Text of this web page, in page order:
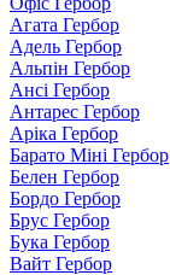
Агата Гербор
Адель Гербор
Альпін Гербор
Ансі Гербор
Антарес Гербор
Аріка Гербор
Барато Міні Гербор
Белен Гербор
Бордо Гербор
Брус Гербор
Бука Гербор
Вайт Гербор